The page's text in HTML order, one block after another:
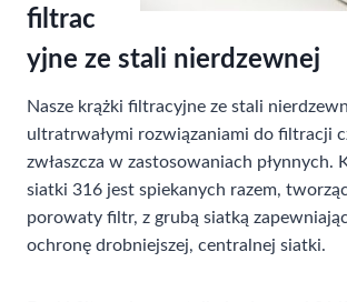
filtrac
yjne ze stali nierdzewnej
Nasze krążki filtracyjne ze stali
ultratrwałymi rozwiązaniami do filtracji
zwłaszcza w zastosowaniach płynnych.
siatki 316 jest spiekanych razem,
porowaty filtr, z grubą siatką
ochronę drobniejszej, centralnej siatki.